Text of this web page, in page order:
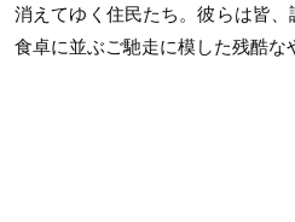
消えてゆく住民たち。彼らは皆
食卓に並ぶご馳走に模した残酷な